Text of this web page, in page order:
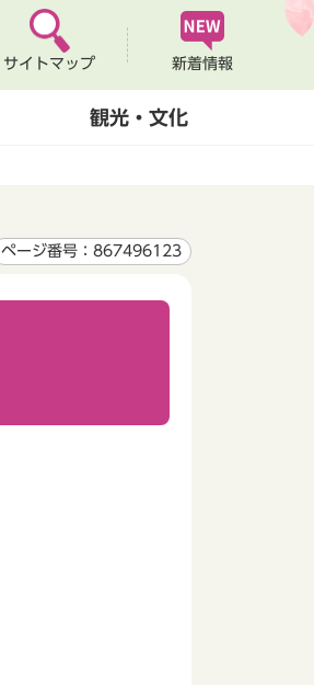
サイトマップ 新着情報
観光・文化
ページ番号：867496123